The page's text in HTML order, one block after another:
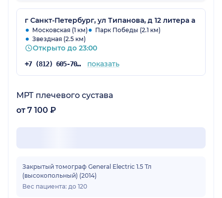
физиолечение и инъекции, необходимые
для лечения медикаменты есть в клинике, в
аптеку идти не нужно. Я очень очень рада,
что нашла такую замечательную клинику и
профессиональных врачей, также хочу
отметить работу всего персонала, все очень
много, но благодаря слаженной работе
персонала клиники, никто не теряет время в
нуждаетсяв медицинской помощи. Уровень
специалистов очень высокий. С уважением,
Елена.
г Санкт-Петербург, ул Типанова, д 12 литера а
Московская (1 км)
Парк Победы (2.1 км)
Звездная (2.5 км)
Открыто до 23:00
+7 (812) 605-70-67 показать
МРТ плечевого сустава
от 7 100 ₽
Закрытый томограф General Electric 1.5 Тл
(высокопольный) (2014)
Вес пациента: до 120